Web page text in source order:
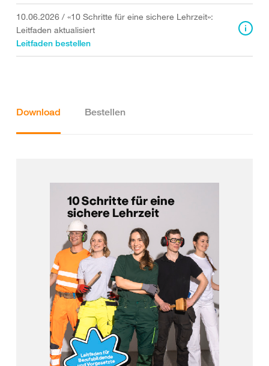
10.06.2026 / «10 Schritte für eine sichere Lehrzeit»:
Leitfaden aktualisiert
Leitfaden bestellen
Download Bestellen